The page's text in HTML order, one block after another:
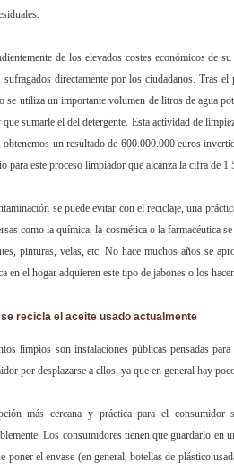
de los elevados costes económicos de
sufragados directamente por los ciudadanos. Tras
se utiliza un importante volumen de litros de agua
que sumarle el del detergente. Esta actividad de
obtenemos un resultado de 600.000.000 euros
para este proceso limpiador que alcanza la cifra de
se puede evitar con el reciclaje, una
como la química, la cosmética o la farmacéutica
pinturas, velas, etc. No hace muchos años se
en el hogar adquieren este tipo de jabones o los
recicla el aceite usado actualmente
limpios son instalaciones públicas pensadas
por desplazarse a ellos, ya que en general hay
más cercana y práctica para el consumidor
Los consumidores tienen que guardarlo en
poner el envase (en general, botellas de plástico